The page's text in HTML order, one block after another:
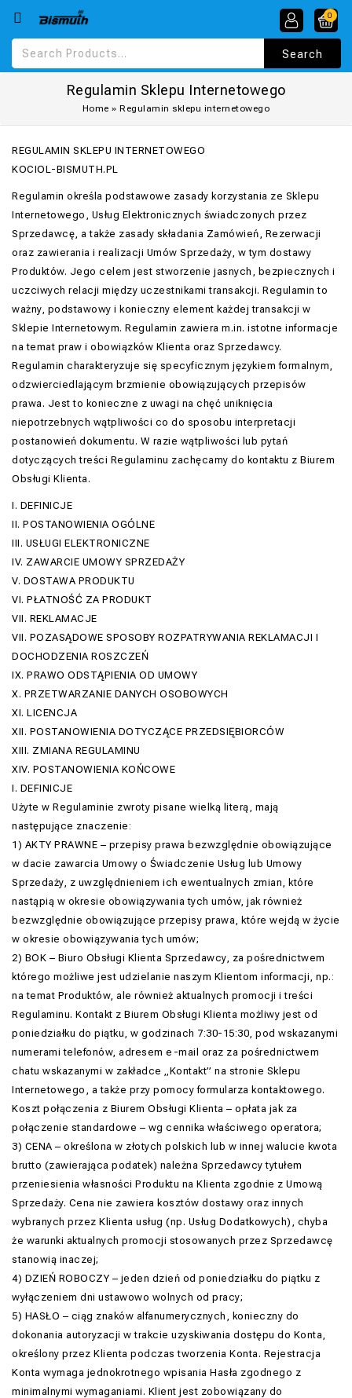
0
Regulamin Sklepu Internetowego
Home »Regulamin sklepu internetowego
REGULAMIN SKLEPU INTERNETOWEGO
KOCIOL-BISMUTH.PL
Regulamin określa podstawowe zasady korzystania ze Sklepu
Internetowego, Usług Elektronicznych świadczonych przez
Sprzedawcę, a także zasady składania Zamówień, Rezerwacji
oraz zawierania i realizacji Umów Sprzedaży, w tym dostawy
Produktów. Jego celem jest stworzenie jasnych, bezpiecznych i
uczciwych relacji między uczestnikami transakcji. Regulamin to
ważny, podstawowy i konieczny element każdej transakcji w
Sklepie Internetowym. Regulamin zawiera m.in. istotne informacje
na temat praw i obowiązków Klienta oraz Sprzedawcy.
Regulamin charakteryzuje się specyficznym językiem formalnym,
odzwierciedlającym brzmienie obowiązujących przepisów
prawa. Jest to konieczne z uwagi na chęć uniknięcia
niepotrzebnych wątpliwości co do sposobu interpretacji
postanowień dokumentu. W razie wątpliwości lub pytań
dotyczących treści Regulaminu zachęcamy do kontaktu z Biurem
Obsługi Klienta.
I. DEFINICJE
II. POSTANOWIENIA OGÓLNE
III. USŁUGI ELEKTRONICZNE
IV. ZAWARCIE UMOWY SPRZEDAŻY
V. DOSTAWA PRODUKTU
VI. PŁATNOŚĆ ZA PRODUKT
VII. REKLAMACJE
VII. POZASĄDOWE SPOSOBY ROZPATRYWANIA REKLAMACJI I
DOCHODZENIA ROSZCZEŃ
IX. PRAWO ODSTĄPIENIA OD UMOWY
X. PRZETWARZANIE DANYCH OSOBOWYCH
XI. LICENCJA
XII. POSTANOWIENIA DOTYCZĄCE PRZEDSIĘBIORCÓW
XIII. ZMIANA REGULAMINU
XIV. POSTANOWIENIA KOŃCOWE
I. DEFINICJE
Użyte w Regulaminie zwroty pisane wielką literą, mają
następujące znaczenie:
1) AKTY PRAWNE – przepisy prawa bezwzględnie obowiązujące
w dacie zawarcia Umowy o Świadczenie Usług lub Umowy
Sprzedaży, z uwzględnieniem ich ewentualnych zmian, które
nastąpią w okresie obowiązywania tych umów, jak również
bezwzględnie obowiązujące przepisy prawa, które wejdą w życie
w okresie obowiązywania tych umów;
2) BOK – Biuro Obsługi Klienta Sprzedawcy, za pośrednictwem
którego możliwe jest udzielanie naszym Klientom informacji, np.:
na temat Produktów, ale również aktualnych promocji i treści
Regulaminu. Kontakt z Biurem Obsługi Klienta możliwy jest od
poniedziałku do piątku, w godzinach 7:30-15:30, pod wskazanymi
numerami telefonów, adresem e-mail oraz za pośrednictwem
chatu wskazanymi w zakładce „Kontakt” na stronie Sklepu
Internetowego, a także przy pomocy formularza kontaktowego.
Koszt połączenia z Biurem Obsługi Klienta – opłata jak za
połączenie standardowe – wg cennika właściwego operatora;
3) CENA – określona w złotych polskich lub w innej walucie kwota
brutto (zawierająca podatek) należna Sprzedawcy tytułem
przeniesienia własności Produktu na Klienta zgodnie z Umową
Sprzedaży. Cena nie zawiera kosztów dostawy oraz innych
wybranych przez Klienta usług (np. Usług Dodatkowych), chyba
że warunki aktualnych promocji stosowanych przez Sprzedawcę
stanowią inaczej;
4) DZIEŃ ROBOCZY – jeden dzień od poniedziałku do piątku z
wyłączeniem dni ustawowo wolnych od pracy;
5) HASŁO – ciąg znaków alfanumerycznych, konieczny do
dokonania autoryzacji w trakcie uzyskiwania dostępu do Konta,
określony przez Klienta podczas tworzenia Konta. Rejestracja
Konta wymaga jednokrotnego wpisania Hasła zgodnego z
minimalnymi wymaganiami. Klient jest zobowiązany do